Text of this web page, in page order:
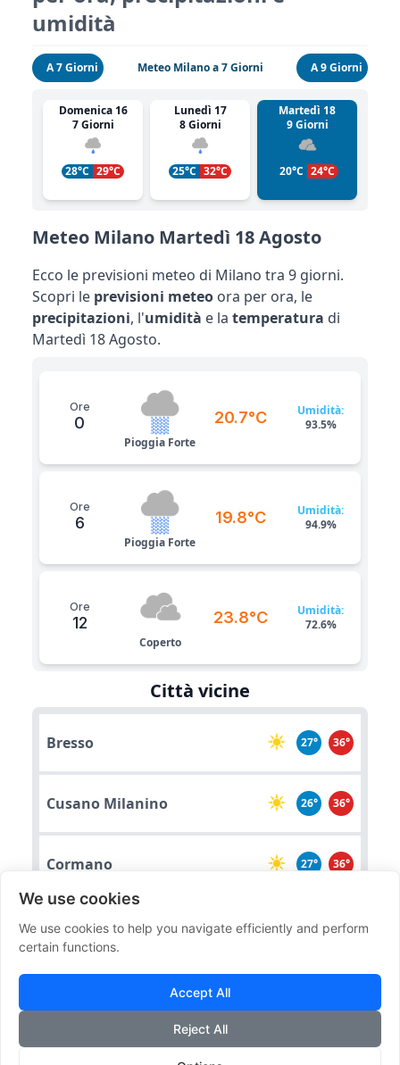
umidità
A 7 Giorni Meteo Milano a 7 Giorni A 9 Giorni
Domenica 16
7 Giorni
28°C 29°C
Lunedì 17
8 Giorni
25°C 32°C
Martedì 18
9 Giorni
20°C 24°C
Meteo Milano Martedì 18 Agosto
Ecco le previsioni meteo di Milano tra 9 giorni.
Scopri le previsioni meteo ora per ora, le
precipitazioni, l'umidità e la temperatura di
Martedì 18 Agosto.
Ore
0
Pioggia Forte
20.7°C
Umidità:
93.5%
Ore
6
Pioggia Forte
19.8°C
Umidità:
94.9%
Ore
12
Coperto
23.8°C
Umidità:
72.6%
Città vicine
Bresso 27° 36°
Cusano Milanino 26° 36°
Cormano 27° 36°
Cesano Boscone 25° 35°
We use cookies
We use cookies to help you navigate efficiently and perform
certain functions.
Accept All
Reject All